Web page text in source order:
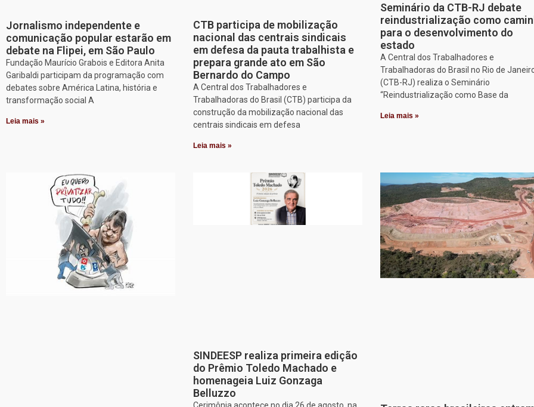
Jornalismo independente e
comunicação popular estarão em
debate na Flipei, em São Paulo
Fundação Maurício Grabois e Editora Anita
Garibaldi participam da programação com
debates sobre América Latina, história e
transformação social A
Leia mais »
CTB participa de mobilização
nacional das centrais sindicais
em defesa da pauta trabalhista e
prepara grande ato em São
Bernardo do Campo
A Central dos Trabalhadores e
Trabalhadoras do Brasil (CTB) participa da
construção da mobilização nacional das
centrais sindicais em defesa
Leia mais »
Seminário da CTB-RJ debate
reindustrialização como
para o desenvolvimento do
estado
A Central dos Trabalhadores e
Trabalhadoras do Brasil no Rio de
(CTB-RJ) realiza o Seminário
“Reindustrialização como Base da
Leia mais »
SINDEESP realiza primeira edição
do Prêmio Toledo Machado e
homenageia Luiz Gonzaga
Belluzzo
Cerimônia acontece no dia 26 de agosto, na